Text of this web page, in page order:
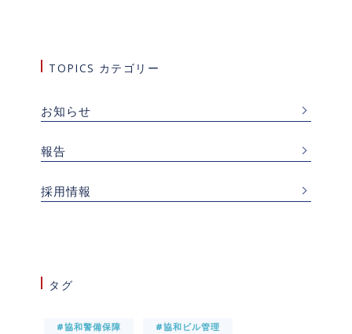
TOPICS カテゴリー
お知らせ
報告
採用情報
タグ
#協和警備保障
#協和ビル管理